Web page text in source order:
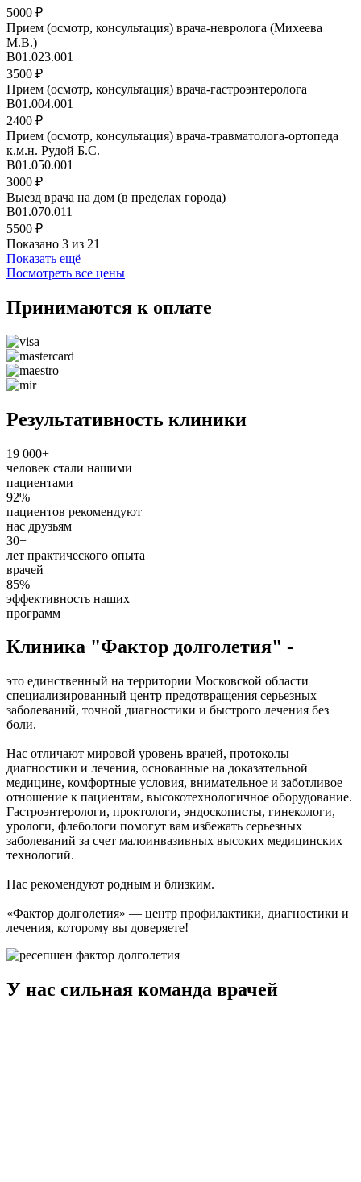
5000 ₽
Прием (осмотр, консультация) врача-невролога (Михеева
М.В.)
B01.023.001
3500 ₽
Прием (осмотр, консультация) врача-гастроэнтеролога
В01.004.001
2400 ₽
Прием (осмотр, консультация) врача-травматолога-ортопеда
к.м.н. Рудой Б.С.
В01.050.001
3000 ₽
Выезд врача на дом (в пределах города)
B01.070.011
5500 ₽
Показано 3 из 21
Показать ещё
Посмотреть все цены
Принимаются к оплате
Результативность клиники
19 000+
человек стали нашими
пациентами
92%
пациентов рекомендуют
нас друзьям
30+
лет практического опыта
врачей
85%
эффективность наших
программ
Клиника "Фактор долголетия" -
это единственный на территории Московской области
специализированный центр предотвращения серьезных
заболеваний, точной диагностики и быстрого лечения без
боли.
Нас отличают мировой уровень врачей, протоколы
диагностики и лечения, основанные на доказательной
медицине, комфортные условия, внимательное и заботливое
отношение к пациентам, высокотехнологичное оборудование.
Гастроэнтерологи, проктологи, эндоскописты, гинекологи,
урологи, флебологи помогут вам избежать серьезных
заболеваний за счет малоинвазивных высоких медицинских
технологий.
Нас рекомендуют родным и близким.
«Фактор долголетия» — центр профилактики, диагностики и
лечения, которому вы доверяете!
У нас сильная команда врачей